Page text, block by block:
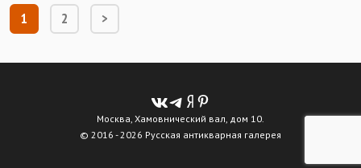
1 2 >
Москва, Хамовнический вал, дом 10.
© 2016 - 2026 Русская антикварная галерея